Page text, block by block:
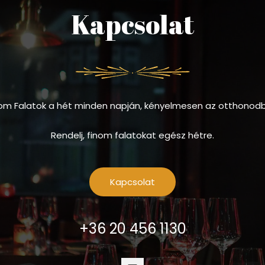
Kapcsolat
Falatok a hét minden napján, kényelmesen az
Rendelj, finom falatokat egész hétre.
Kapcsolat
+36 20 456 1130